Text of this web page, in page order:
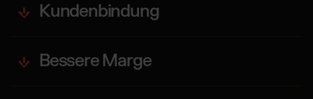
Kundenbindung
Bessere Marge